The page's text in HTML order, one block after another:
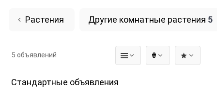
Растения Другие комнатные растения 5
₴
5 объявлений
Стандартные объявления